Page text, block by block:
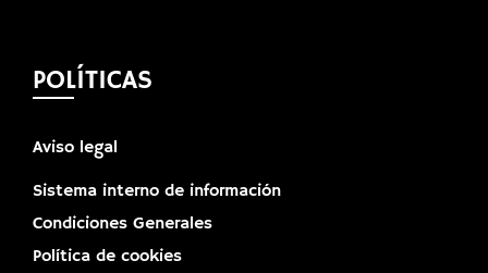
POLÍTICAS
Aviso legal
Sistema interno de información
Condiciones Generales
Política de cookies